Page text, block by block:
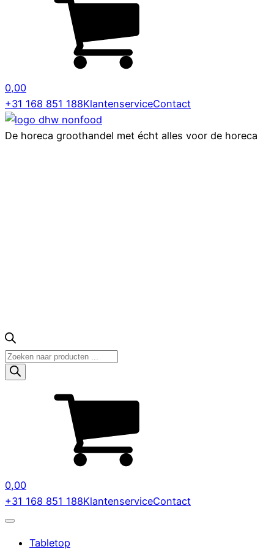
0,00
+31 168 851 188KlantenserviceContact
De horeca groothandel met écht alles voor de horeca
Producten
zoeken
0,00
+31 168 851 188KlantenserviceContact
Tabletop